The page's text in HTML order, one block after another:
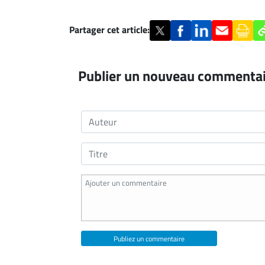
Partager cet article:
Publier un nouveau
Publiez un commentaire